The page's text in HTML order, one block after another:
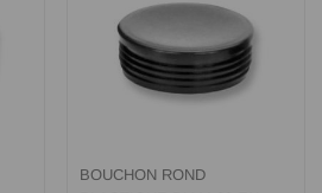
BOUCHON ROND